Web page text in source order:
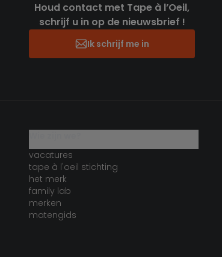
Houd contact met Tape à l’Oeil,
schrijf u in op de nieuwsbrief !
Ik schrijf me in
vacatures
tape à l'oeil stichting
het merk
family lab
merken
matengids